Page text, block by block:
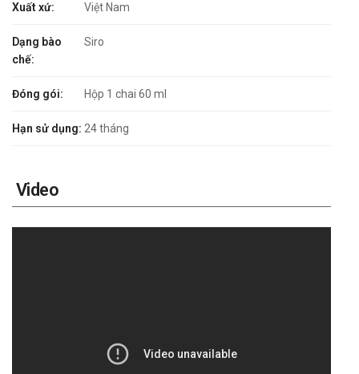
Xuất xứ: Việt Nam
Dạng bào
chế:
Siro
Đóng gói: Hộp 1 chai 60 ml
Hạn sử dụng: 24 tháng
Video